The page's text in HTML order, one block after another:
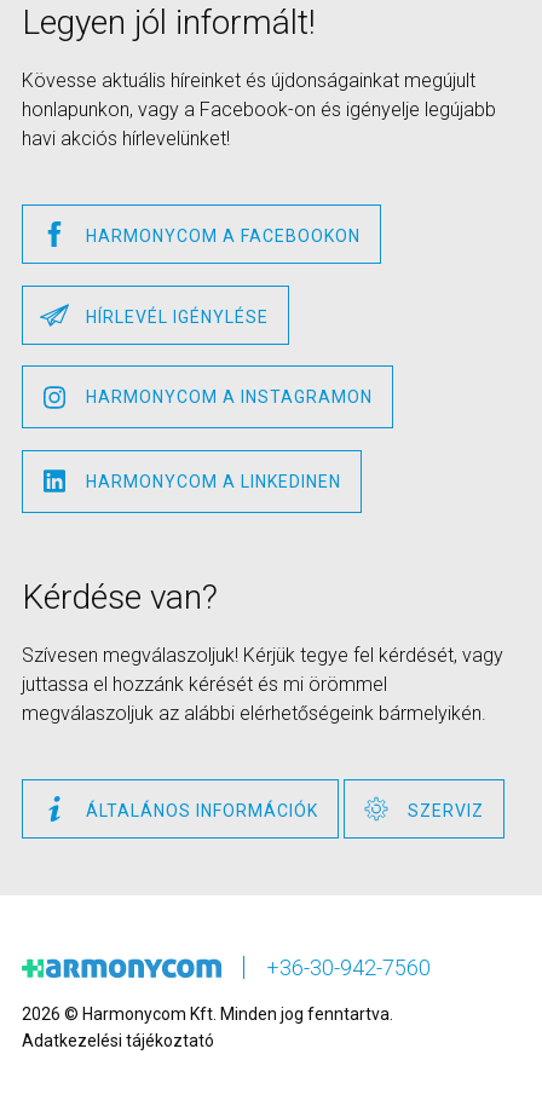
Legyen jól informált!
Kövesse aktuális híreinket és újdonságainkat megújult
honlapunkon, vagy a Facebook-on és igényelje legújabb
havi akciós hírlevelünket!
HARMONYCOM A FACEBOOKON
HÍRLEVÉL IGÉNYLÉSE
HARMONYCOM A INSTAGRAMON
HARMONYCOM A LINKEDINEN
Kérdése van?
Szívesen megválaszoljuk! Kérjük tegye fel kérdését, vagy
juttassa el hozzánk kérését és mi örömmel
megválaszoljuk az alábbi elérhetőségeink bármelyikén.
ÁLTALÁNOS INFORMÁCIÓK SZERVIZ
+36-30-942-7560
2026 © Harmonycom Kft. Minden jog fenntartva.
Adatkezelési tájékoztató